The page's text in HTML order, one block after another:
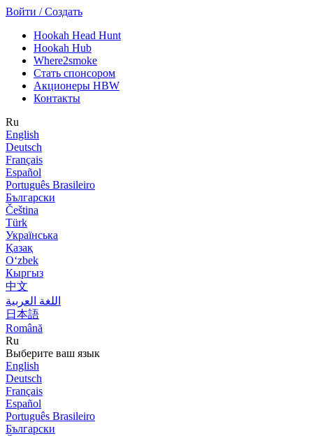
Войти / Создать
Hookah Head Hunt
Hookah Hub
Where2smoke
Стать спонсором
Акционеры HBW
Контакты
Ru
English
Deutsch
Français
Español
Português Brasileiro
Български
Čeština
Türk
Українська
Қазақ
Оʻzbek
Кыргыз
中文
اللغة العربية
日本語
Română
Ru
Выберите ваш язык
English
Deutsch
Français
Español
Português Brasileiro
Български